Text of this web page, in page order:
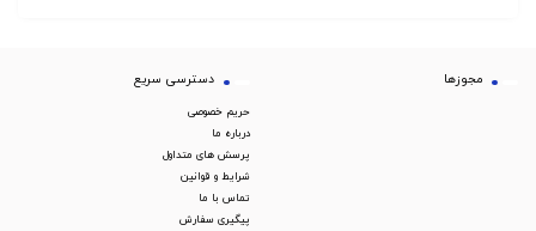
مجوزها دسترسی سریع
حریم خصوصی
درباره ما
پرسش های متداول
شرایط و قوانین
تماس با ما
پیگیری سفارش